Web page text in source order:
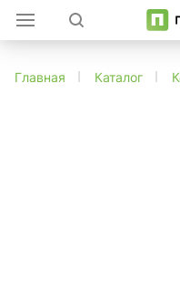
Главная Каталог